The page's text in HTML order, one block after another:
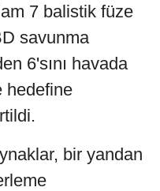
7 balistik füze
savunma
6'sını havada
hedefine
bir yandan